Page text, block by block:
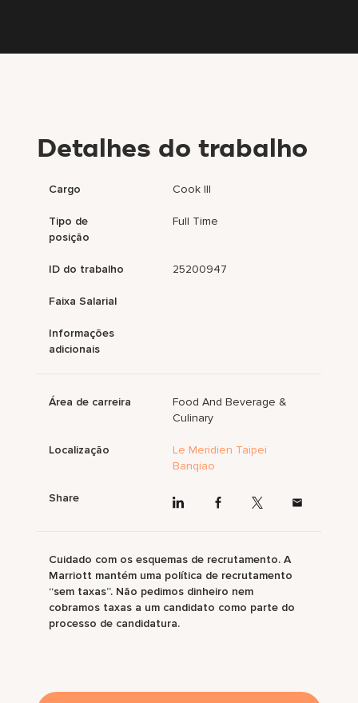
Detalhes do trabalho
Cargo Cook III
Tipo de
posição
Full Time
ID do trabalho 25200947
Faixa Salarial
Informações
adicionais
Área de carreira
Food And Beverage &
Culinary
Localização
Le Meridien Taipei
Banqiao
Share
Cuidado com os esquemas de recrutamento. A
Marriott mantém uma política de recrutamento
“sem taxas”. Não pedimos dinheiro nem
cobramos taxas a um candidato como parte do
processo de candidatura.